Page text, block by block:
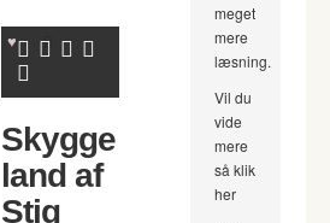
Skygge
land af
Stig
meget
mere
læsning.
Vil du
vide
mere
så klik
her